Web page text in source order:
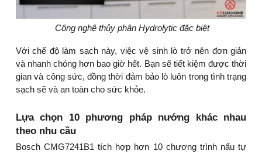
Công nghệ thủy phân Hydrolytic đặc biệt
Với chế độ làm sạch này, việc vệ sinh lò trở nên đơn giản
và nhanh chóng hơn bao giờ hết. Bạn sẽ tiết kiệm được thời
gian và công sức, đồng thời đảm bảo lò luôn trong tình trạng
sạch sẽ và an toàn cho sức khỏe.
Lựa chọn 10 phương pháp nướng khác nhau
theo nhu cầu
Bosch CMG7241B1 tích hợp hơn 10 chương trình nấu tự